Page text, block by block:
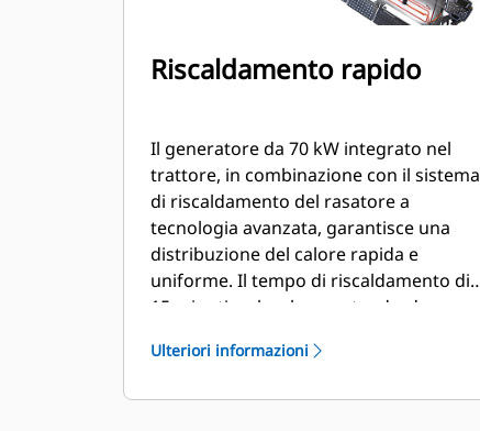
Riscaldamento rapido
Il generatore da 70 kW integrato nel
trattore, in combinazione con il sistema
di riscaldamento del rasatore a
tecnologia avanzata, garantisce una
distribuzione del calore rapida e
uniforme. Il tempo di riscaldamento di
15 minuti su larghezze standard
giornaliera e minor consumo di
Ulteriori informazioni